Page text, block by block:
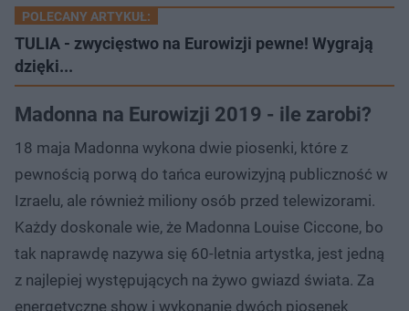
POLECANY ARTYKUŁ:
TULIA - zwycięstwo na Eurowizji pewne! Wygrają
dzięki...
Madonna na Eurowizji 2019 - ile zarobi?
18 maja Madonna wykona dwie piosenki, które z
pewnością porwą do tańca eurowizyjną publiczność w
Izraelu, ale również miliony osób przed telewizorami.
Każdy doskonale wie, że Madonna Louise Ciccone, bo
tak naprawdę nazywa się 60-letnia artystka, jest jedną
z najlepiej występujących na żywo gwiazd świata. Za
energetyczne show i wykonanie dwóch piosenek